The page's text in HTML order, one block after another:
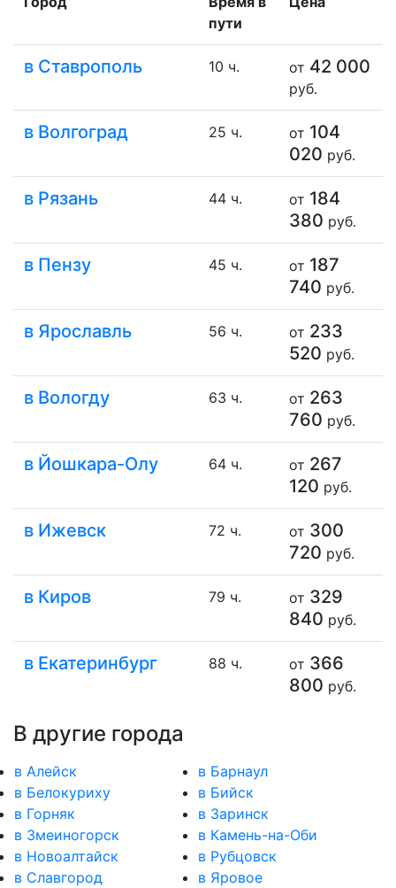
пути
в Ставрополь 10 ч. от 42 000
руб.
в Волгоград 25 ч. от 104
020 руб.
в Рязань 44 ч. от 184
380 руб.
в Пензу 45 ч. от 187
740 руб.
в Ярославль 56 ч. от 233
520 руб.
в Вологду 63 ч. от 263
760 руб.
в Йошкара-Олу 64 ч. от 267
120 руб.
в Ижевск 72 ч. от 300
720 руб.
в Киров 79 ч. от 329
840 руб.
в Екатеринбург 88 ч. от 366
800 руб.
В другие города
в Алейск
в Барнаул
в Белокуриху
в Бийск
в Горняк
в Заринск
в Змеиногорск
в Камень-на-Оби
в Новоалтайск
в Рубцовск
в Славгород
в Яровое